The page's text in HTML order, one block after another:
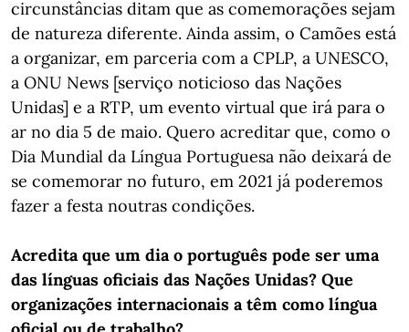
circunstâncias ditam que as comemorações sejam
de natureza diferente. Ainda assim, o Camões está
a organizar, em parceria com a CPLP, a UNESCO,
a ONU News [serviço noticioso das Nações
Unidas] e a RTP, um evento virtual que irá para o
ar no dia 5 de maio. Quero acreditar que, como o
Dia Mundial da Língua Portuguesa não deixará de
se comemorar no futuro, em 2021 já poderemos
fazer a festa noutras condições.
Acredita que um dia o português pode ser uma
das línguas oficiais das Nações Unidas? Que
organizações internacionais a têm como língua